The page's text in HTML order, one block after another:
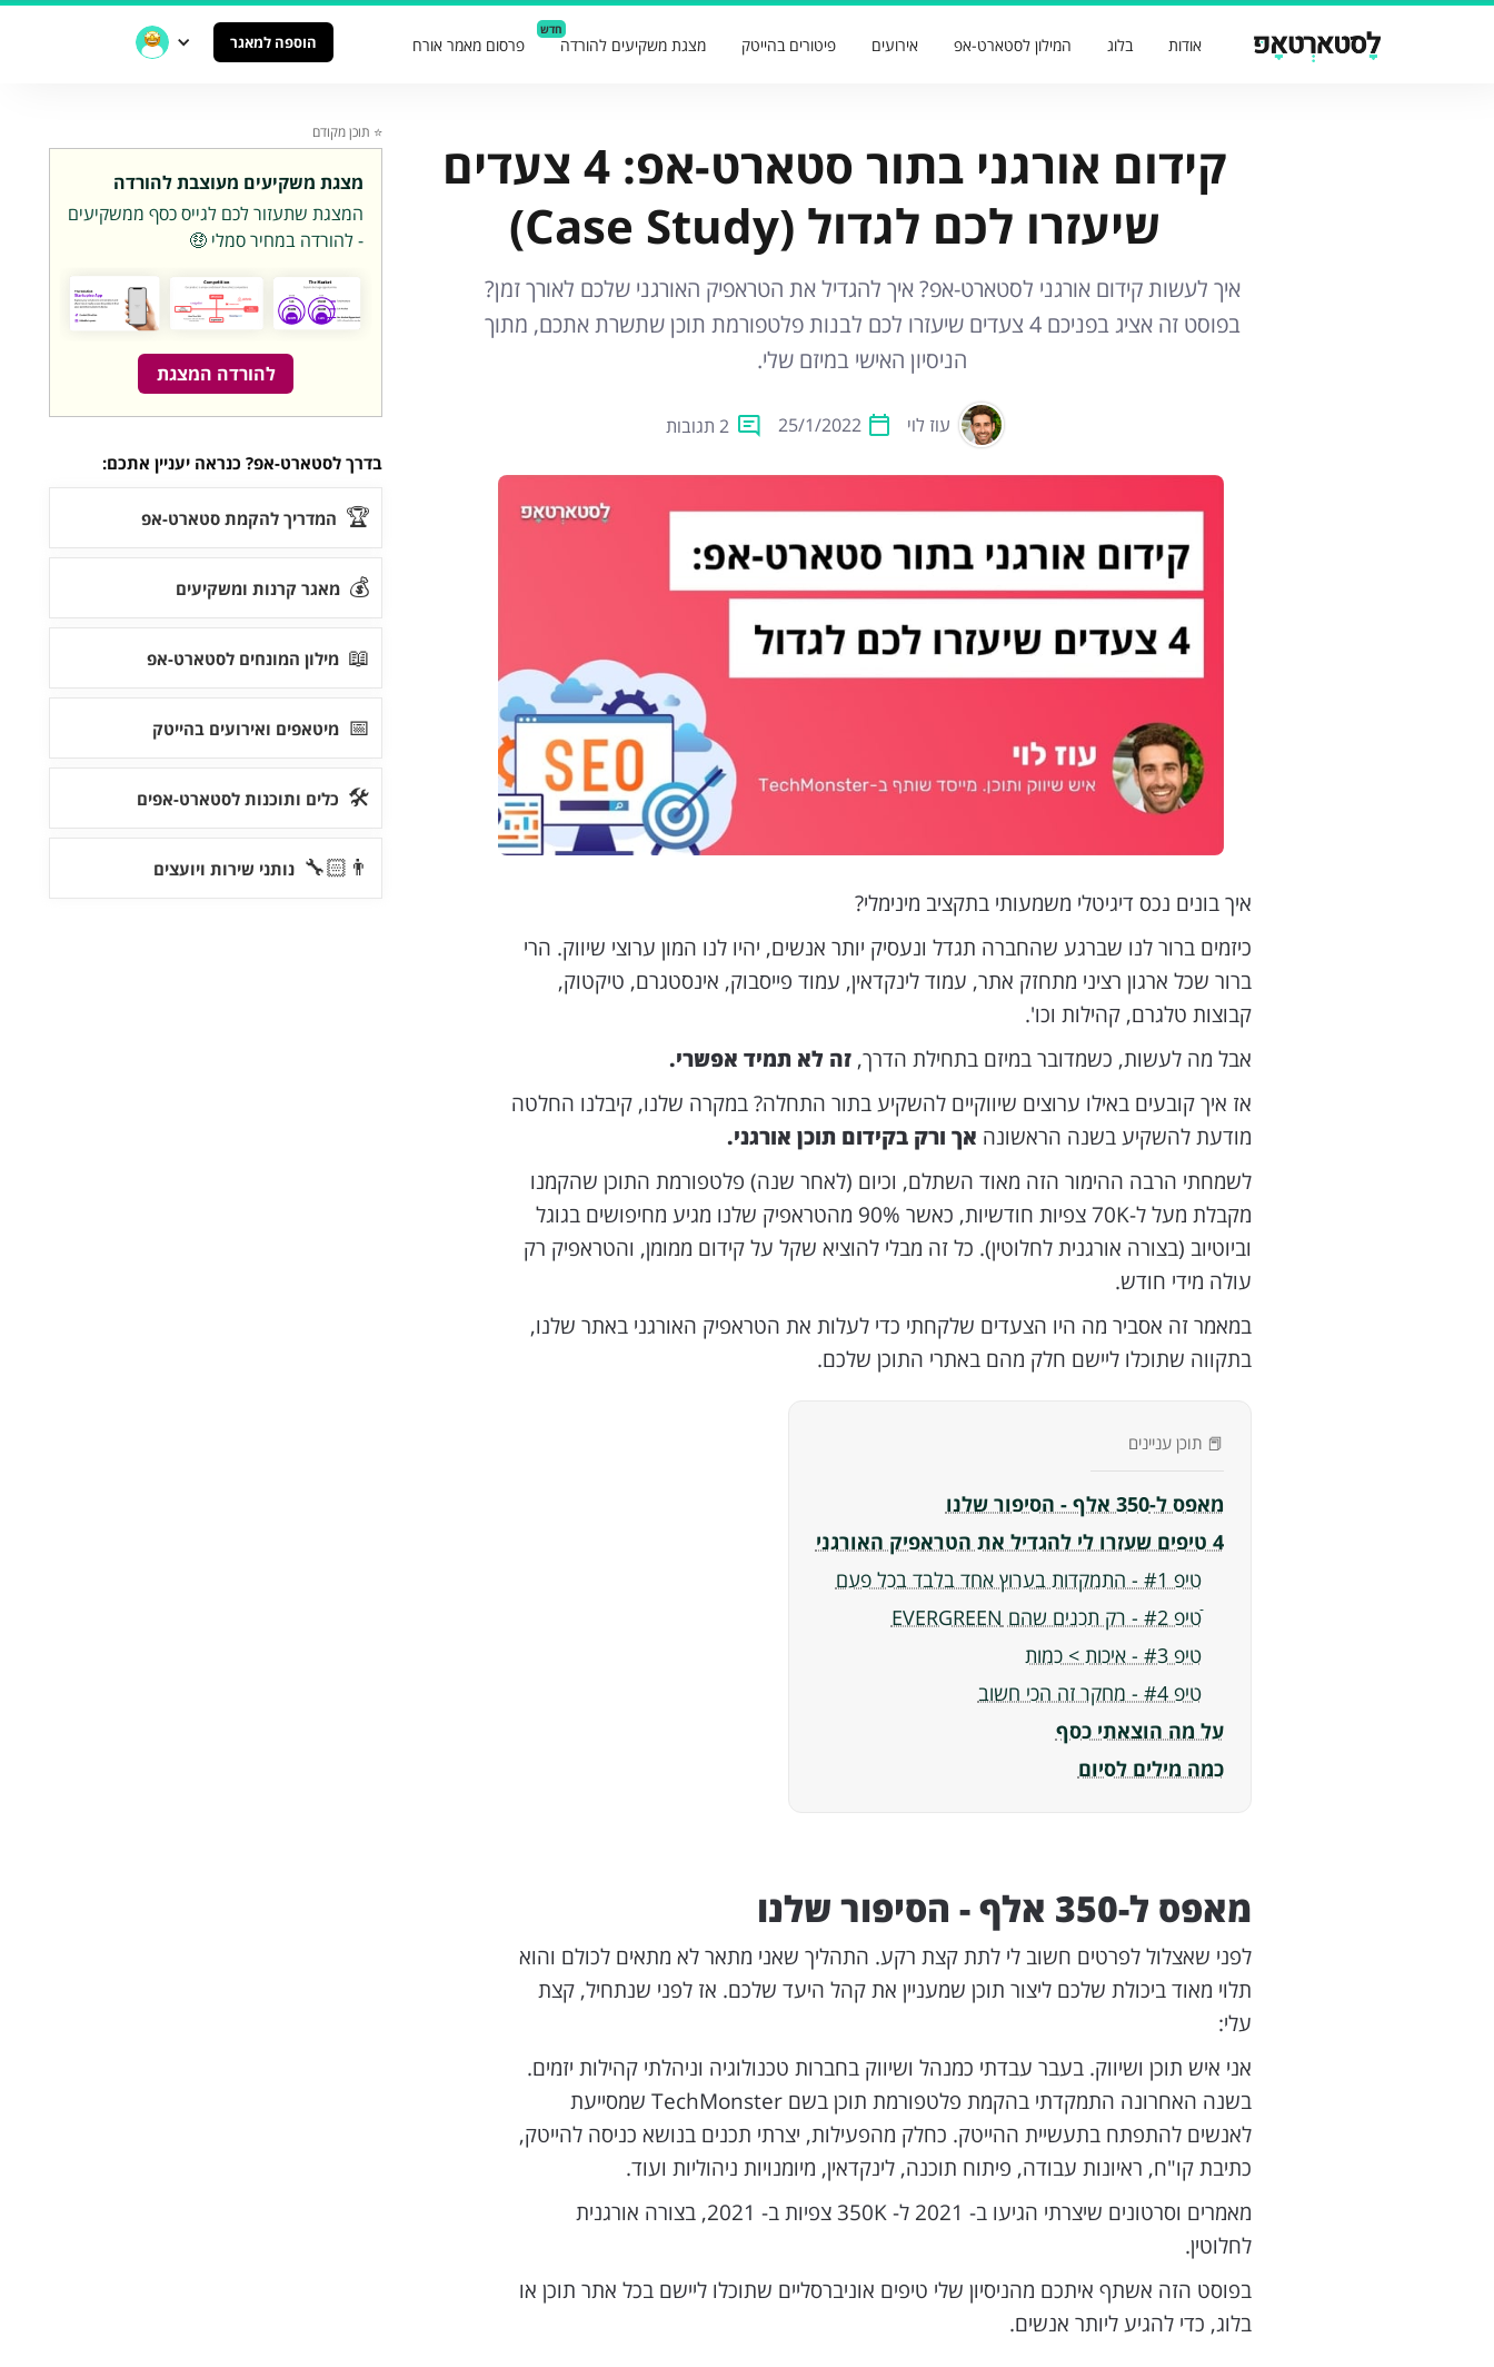
אודות בלוג המילון לסטארט-אפ אירועים פיטורים בהייטק מצגת משקיעים להורדה
חדש
פרסום מאמר אורח הוספה למאגר
⭐️ תוכן מקודם
מצגת משקיעים מעוצבת להורדה
המצגת שתעזור לכם לגייס כסף ממשקיעים
- להורדה במחיר סמלי 🤑
להורדה המצגת
בדרך לסטארט-אפ? כנראה יעניין אתכם:
🏆 המדריך להקמת סטארט-אפ
💰 מאגר קרנות ומשקיעים
📖 מילון המונחים לסטארט-אפ
📅 מיטאפים ואירועים בהייטק
🛠 כלים ותוכנות לסטארט-אפים
👨🏻‍🔧 נותני שירות ויועצים
קידום אורגני בתור סטארט-אפ: 4 צעדים
שיעזרו לכם לגדול (Case Study)
איך לעשות קידום אורגני לסטארט-אפ? איך להגדיל את הטראפיק האורגני שלכם לאורך זמן?
בפוסט זה אציג בפניכם 4 צעדים שיעזרו לכם לבנות פלטפורמת תוכן שתשרת אתכם, מתוך
הניסיון האישי במיזם שלי.
עוז לוי 25/1/2022 2 תגובות
איך בונים נכס דיגיטלי משמעותי בתקציב מינימלי?
כיזמים ברור לנו שברגע שהחברה תגדל ונעסיק יותר אנשים, יהיו לנו המון ערוצי שיווק. הרי
ברור שכל ארגון רציני מתחזק אתר, עמוד לינקדאין, עמוד פייסבוק, אינסטגרם, טיקטוק,
קבוצות טלגרם, קהילות וכו'.
אבל מה לעשות, כשמדובר במיזם בתחילת הדרך,זה לא תמיד אפשרי.
אז איך קובעים באילו ערוצים שיווקיים להשקיע בתור התחלה? במקרה שלנו, קיבלנו החלטה
מודעת להשקיע בשנה הראשונה אך ורק בקידום תוכן אורגני.
לשמחתי הרבה ההימור הזה מאוד השתלם, וכיום (לאחר שנה) פלטפורמת התוכן שהקמנו
מקבלת מעל ל-70K צפיות חודשיות, כאשר 90% מהטראפיק שלנו מגיע מחיפושים בגוגל
וביוטיוב (בצורה אורגנית לחלוטין). כל זה מבלי להוציא שקל על קידום ממומן, והטראפיק רק
עולה מידי חודש.
במאמר זה אסביר מה היו הצעדים שלקחתי כדי לעלות את הטראפיק האורגני באתר שלנו,
בתקווה שתוכלו ליישם חלק מהם באתרי התוכן שלכם.
📕 תוכן עניינים
מאפס ל-350 אלף - הסיפור שלנו
4 טיפים שעזרו לי להגדיל את הטראפיק האורגני
טיפ #1 - התמקדות בערוץ אחד בלבד בכל פעם
ֿטיפ #2 - רק תכנים שהם EVERGREEN
טיפ #3 - איכות > כמות
טיפ #4 - מחקר זה הכי חשוב
על מה הוצאתי כסף
כמה מילים לסיום
מאפס ל-350 אלף - הסיפור שלנו
לפני שאצלול לפרטים חשוב לי לתת קצת רקע. התהליך שאני מתאר לא מתאים לכולם והוא
תלוי מאוד ביכולת שלכם ליצור תוכן שמעניין את קהל היעד שלכם. אז לפני שנתחיל, קצת
עלי:
אני איש תוכן ושיווק. בעבר עבדתי כמנהל ושיווק בחברות טכנולוגיה וניהלתי קהילות יזמים.
בשנה האחרונה התמקדתי בהקמת פלטפורמת תוכן בשם TechMonster שמסייעת
לאנשים להתפתח בתעשיית ההייטק. כחלק מהפעילות, יצרתי תכנים בנושא כניסה להייטק,
כתיבת קו"ח, ראיונות עבודה, פיתוח תוכנה, לינקדאין, מיומנויות ניהוליות ועוד.
מאמרים וסרטונים שיצרתי הגיעו ב- 2021 ל- 350K צפיות ב- 2021, בצורה אורגנית
לחלוטין.
בפוסט הזה אשתף איתכם מהניסיון שלי טיפים אוניברסליים שתוכלו ליישם בכל אתר תוכן או
בלוג, כדי להגיע ליותר אנשים.